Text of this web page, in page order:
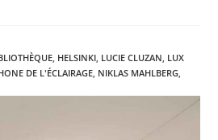
, HELSINKI, LUCIE CLUZAN, LUX
DE L'ÉCLAIRAGE, NIKLAS MAHLBERG,